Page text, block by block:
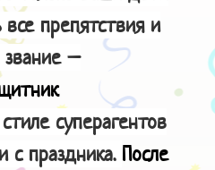
препятствия и
звание –
суперагентов
с праздника. После